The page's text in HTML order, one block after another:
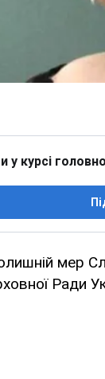
у курсі
мер
Ради